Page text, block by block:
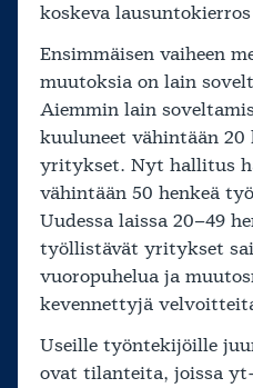
koskeva
Ensimmäisen vaiheen
muutoksia on lain
Aiemmin lain
kuuluneet vähintään
yritykset. Nyt hallitus
vähintään 50 henkeä
Uudessa laissa 20–49
työllistävät yritykset
vuoropuhelua ja
kevennettyjä
Useille työntekijöille
ovat tilanteita, joissa